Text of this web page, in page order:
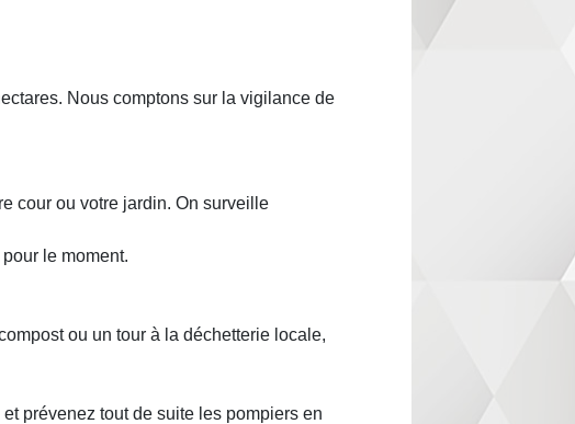
Nous comptons sur la vigilance de
cour ou votre jardin. On surveille
le moment.
ou un tour à la déchetterie locale,
prévenez tout de suite les pompiers en